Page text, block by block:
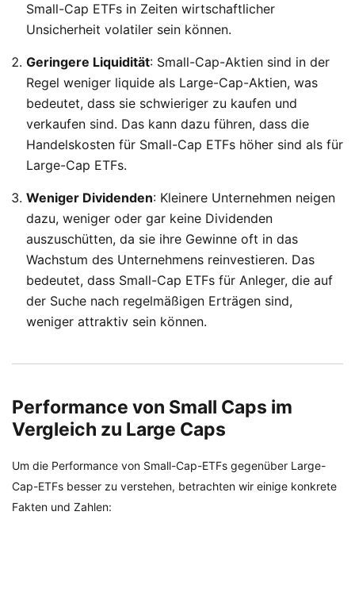
Small-Cap ETFs in Zeiten wirtschaftlicher
Unsicherheit volatiler sein können.
Geringere Liquidität: Small-Cap-Aktien sind in der
Regel weniger liquide als Large-Cap-Aktien, was
bedeutet, dass sie schwieriger zu kaufen und
verkaufen sind. Das kann dazu führen, dass die
Handelskosten für Small-Cap ETFs höher sind als für
Large-Cap ETFs.
Weniger Dividenden: Kleinere Unternehmen neigen
dazu, weniger oder gar keine Dividenden
auszuschütten, da sie ihre Gewinne oft in das
Wachstum des Unternehmens reinvestieren. Das
bedeutet, dass Small-Cap ETFs für Anleger, die auf
der Suche nach regelmäßigen Erträgen sind,
weniger attraktiv sein können.
Performance von Small Caps im
Vergleich zu Large Caps
Um die Performance von Small-Cap-ETFs gegenüber Large-
Cap-ETFs besser zu verstehen, betrachten wir einige konkrete
Fakten und Zahlen: